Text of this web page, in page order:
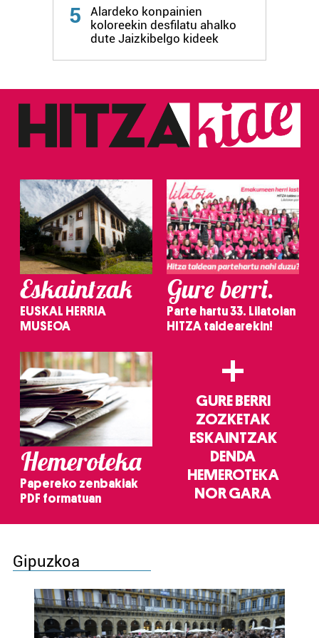
fitxategiak erabiltzen ditu. Zure esperientzia eta
zerbitzuak hobetzeko asmoz, cookie teknologiaz
irakurri
5
Alardeko konpainien
koloreekin desfilatu ahalko
dute Jaizkibelgo kideek
Eskaintzak
EUSKAL HERRIA
MUSEOA
Gure berri.
Parte hartu 33. Lilatoian
HITZA taldearekin!
Hemeroteka
Papereko zenbakiak
PDF formatuan
+
GURE BERRI
ZOZKETAK
ESKAINTZAK
DENDA
HEMEROTEKA
NOR GARA
Gipuzkoa